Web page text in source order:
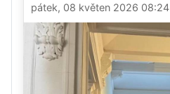
pátek, 08 květen 2026 08:24